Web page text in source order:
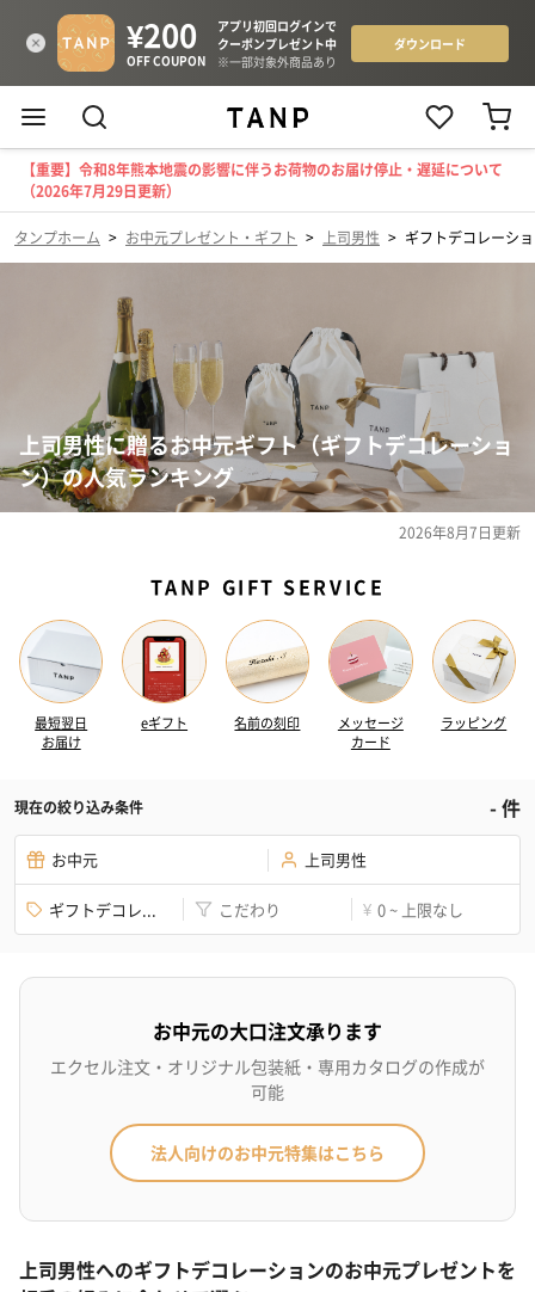
【重要】令和8年熊本地震の影響に伴うお荷物のお届け停止・遅延について
（2026年7月29日更新）
タンプホーム > お中元プレゼント・ギフト > 上司男性 > ギフトデコレーシ
上司男性に贈るお中元ギフト（ギフトデコレーショ
ン）の人気ランキング
2026年8月7日更新
TANP GIFT SERVICE
最短翌日
お届け
eギフト 名前の刻印
メッセージ
カード
ラッピング
現在の絞り込み条件 -件
お中元 上司男性
ギフトデコレ... こだわり ¥ 0 ~ 上限なし
お中元の大口注文承ります
エクセル注文・オリジナル包装紙・専用カタログの作成が
可能
法人向けのお中元特集はこちら
上司男性へのギフトデコレーションのお中元プレゼントを